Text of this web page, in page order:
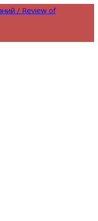
/ Review of